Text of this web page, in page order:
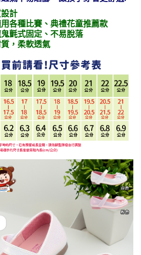
計
各種比賽、典禮花童推薦款
氈式固定、不易脫落
，柔軟透氣